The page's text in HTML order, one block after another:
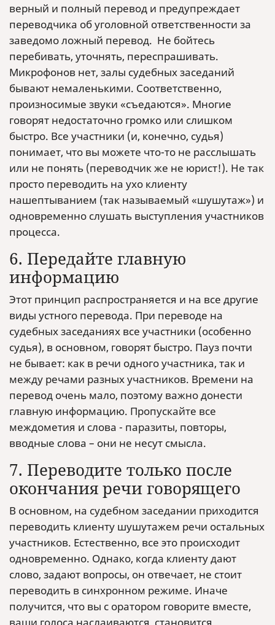
верный и полный перевод и предупреждает
переводчика об уголовной ответственности за
заведомо ложный перевод. Не бойтесь
перебивать, уточнять, переспрашивать.
Микрофонов нет, залы судебных заседаний
бывают немаленькими. Соответственно,
произносимые звуки «съедаются». Многие
говорят недостаточно громко или слишком
быстро. Все участники (и, конечно, судья)
понимает, что вы можете что-то не расслышать
или не понять (переводчик же не юрист!). Не так
просто переводить на ухо клиенту
нашептыванием (так называемый «шушутаж») и
одновременно слушать выступления участников
процесса.
6. Передайте главную
информацию
Этот принцип распространяется и на все другие
виды устного перевода. При переводе на
судебных заседаниях все участники (особенно
судья), в основном, говорят быстро. Пауз почти
не бывает: как в речи одного участника, так и
между речами разных участников. Времени на
перевод очень мало, поэтому важно донести
главную информацию. Пропускайте все
междометия и слова - паразиты, повторы,
вводные слова – они не несут смысла.
7. Переводите только после
окончания речи говорящего
В основном, на судебном заседании приходится
переводить клиенту шушутажем речи остальных
участников. Естественно, все это происходит
одновременно. Однако, когда клиенту дают
слово, задают вопросы, он отвечает, не стоит
переводить в синхронном режиме. Иначе
получится, что вы с оратором говорите вместе,